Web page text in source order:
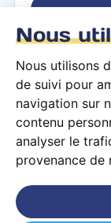
Nous
Nous utilisons
de suivi pour
navigation sur
contenu
analyser le
provenance de
Conditions générales
©